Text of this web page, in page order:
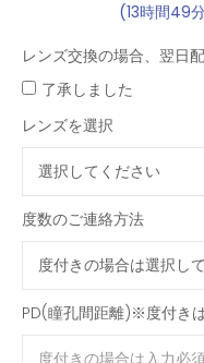
(13時間49
レンズ交換の場合、翌日
了承しました
レンズを選択
度数のご連絡方法
PD(瞳孔間距離)※度付き